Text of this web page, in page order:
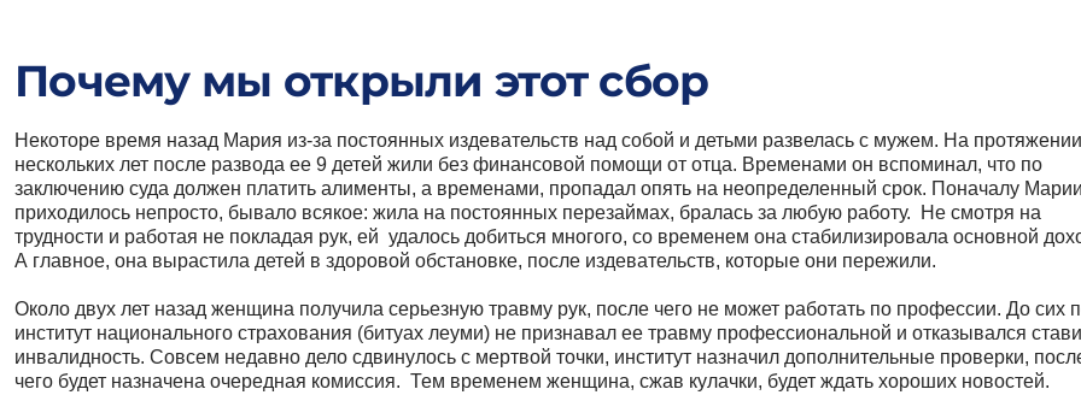
Почему мы открыли этот сбор
Некоторе время назад Мария из-за постоянных издевательств над собой и детьми развелась с мужем. На протяжении
нескольких лет после развода ее 9 детей жили без финансовой помощи от отца. Временами он вспоминал, что по
заключению суда должен платить алименты, а временами, пропадал опять на неопределенный срок. Поначалу Марии
приходилось непросто, бывало всякое: жила на постоянных перезаймах, бралась за любую работу. Не смотря на
трудности и работая не покладая рук, ей удалось добиться многого, со временем она стабилизировала основной
А главное, она вырастила детей в здоровой обстановке, после издевательств, которые они пережили.
Около двух лет назад женщина получила серьезную травму рук, после чего не может работать по профессии. До сих
институт национального страхования (битуах леуми) не признавал ее травму профессиональной и отказывался
инвалидность. Совсем недавно дело сдвинулось с мертвой точки, институт назначил дополнительные проверки,
чего будет назначена очередная комиссия. Тем временем женщина, сжав кулачки, будет ждать хороших новостей.